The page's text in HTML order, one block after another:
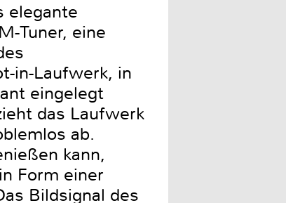
elegante
Tuner, eine
in-Laufwerk, in
eingelegt
das Laufwerk
ab.
kann,
Form einer
Bildsignal des